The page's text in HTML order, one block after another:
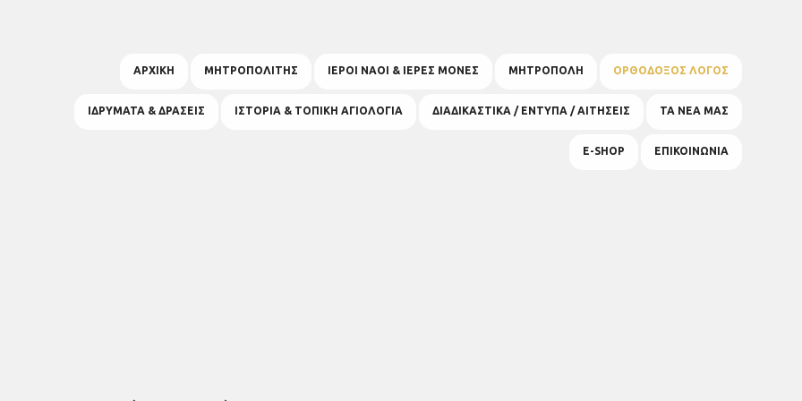
ΑΡΧΙΚΗ ΜΗΤΡΟΠΟΛΙΤΗΣ ΙΕΡΟΙ ΝΑΟΙ & ΙΕΡΕΣ ΜΟΝΕΣ ΜΗΤΡΟΠΟΛΗ ΟΡΘΟΔΟΞΟΣ ΛΟΓΟΣ
ΙΔΡΥΜΑΤΑ & ΔΡΑΣΕΙΣ ΙΣΤΟΡΙΑ & ΤΟΠΙΚΗ ΑΓΙΟΛΟΓΙΑ ΔΙΑΔΙΚΑΣΤΙΚΑ / ΕΝΤΥΠΑ / ΑΙΤΗΣΕΙΣ ΤΑ ΝΕΑ ΜΑΣ
E-SHOP ΕΠΙΚΟΙΝΩΝΙΑ